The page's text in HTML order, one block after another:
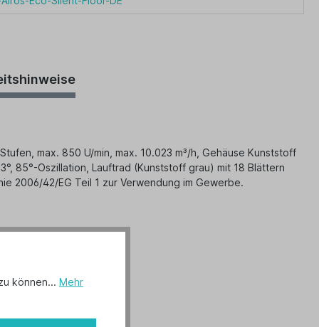
max. 850 U/min, max. 10.023 m³/h, Gehäuse Kunststoff
85°-Oszillation, Lauftrad (Kunststoff grau) mit 18 Blättern
2006/42/EG Teil 1 zur Verwendung im Gewerbe.
können... Mehr